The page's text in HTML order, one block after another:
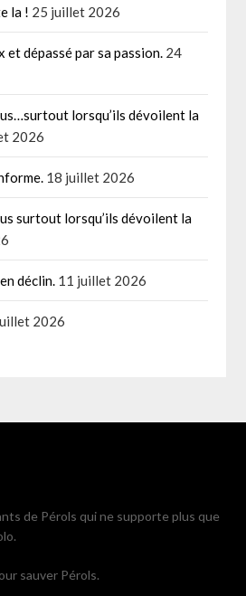
la ! 25 juillet 2026
et dépassé par sa passion. 24
lorsqu’ils dévoilent la
2026
18 juillet 2026
surtout lorsqu’ils dévoilent la
déclin. 11 juillet 2026
2026
de Pérols qui ne supporte plus que
sauver Pérols.